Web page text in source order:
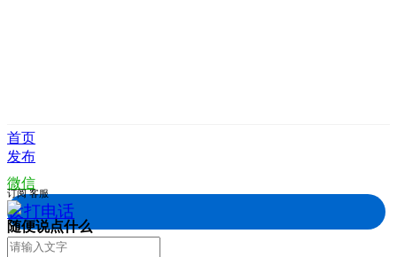
首页
发布
微信
拨打电话
订阅 客服
随便说点什么